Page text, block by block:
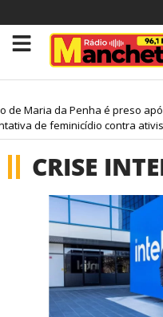
de Maria da Penha é preso
de feminicídio contra
CRISE